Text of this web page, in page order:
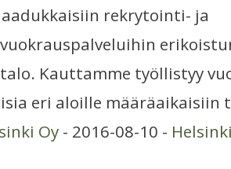
rekrytointi- ja
Kauttamme työllistyy
eri aloille määräaikaisiin
Oy - 2016-08-10 -